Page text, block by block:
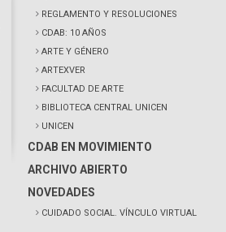
REGLAMENTO Y RESOLUCIONES
CDAB: 10 AÑOS
ARTE Y GÉNERO
ARTEXVER
FACULTAD DE ARTE
BIBLIOTECA CENTRAL UNICEN
UNICEN
CDAB EN MOVIMIENTO
ARCHIVO ABIERTO
NOVEDADES
CUIDADO SOCIAL. VÍNCULO VIRTUAL